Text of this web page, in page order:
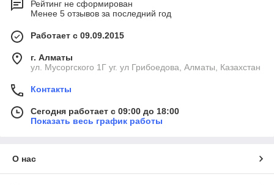
Рейтинг не сформирован
Менее 5 отзывов за последний год
Работает с 09.09.2015
г. Алматы
ул. Мусоргского 1Г уг. ул Грибоедова, Алматы, Казахстан
Контакты
Сегодня работает с 09:00 до 18:00
Показать весь график работы
О нас